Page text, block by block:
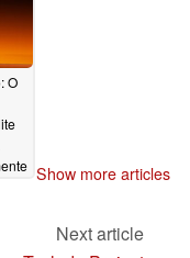
O
Show more articles
Next article